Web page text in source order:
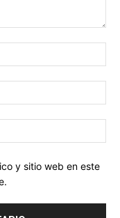
y sitio web en este